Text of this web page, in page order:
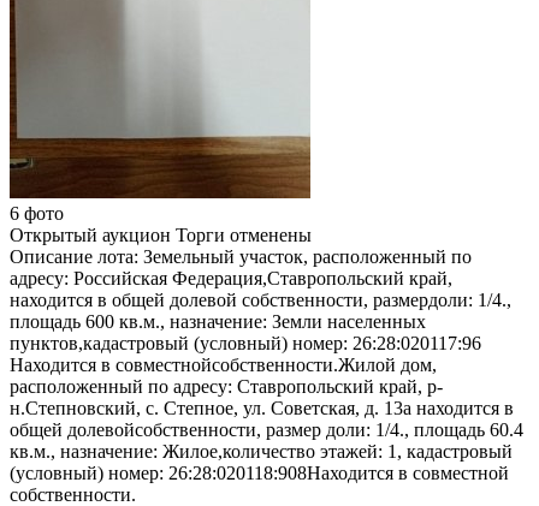
6 фото
Открытый аукцион Торги отменены
Описание лота: Земельный участок, расположенный по
адресу: Российская Федерация,Ставропольский край,
находится в общей долевой собственности, размердоли: 1/4.,
площадь 600 кв.м., назначение: Земли населенных
пунктов,кадастровый (условный) номер: 26:28:020117:96
Находится в совместнойсобственности.Жилой дом,
расположенный по адресу: Ставропольский край, р-
н.Степновский, с. Степное, ул. Советская, д. 13а находится в
общей долевойсобственности, размер доли: 1/4., площадь 60.4
кв.м., назначение: Жилое,количество этажей: 1, кадастровый
(условный) номер: 26:28:020118:908Находится в совместной
собственности.